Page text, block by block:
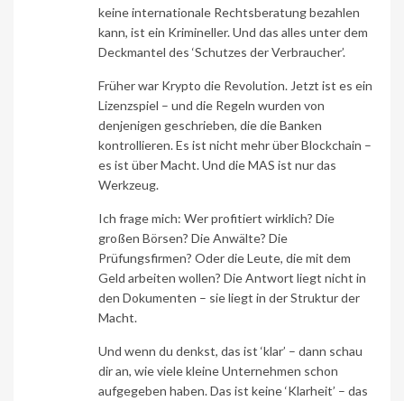
keine internationale Rechtsberatung bezahlen
kann, ist ein Krimineller. Und das alles unter dem
Deckmantel des ‘Schutzes der Verbraucher’.
Früher war Krypto die Revolution. Jetzt ist es ein
Lizenzspiel – und die Regeln wurden von
denjenigen geschrieben, die die Banken
kontrollieren. Es ist nicht mehr über Blockchain –
es ist über Macht. Und die MAS ist nur das
Werkzeug.
Ich frage mich: Wer profitiert wirklich? Die
großen Börsen? Die Anwälte? Die
Prüfungsfirmen? Oder die Leute, die mit dem
Geld arbeiten wollen? Die Antwort liegt nicht in
den Dokumenten – sie liegt in der Struktur der
Macht.
Und wenn du denkst, das ist ‘klar’ – dann schau
dir an, wie viele kleine Unternehmen schon
aufgegeben haben. Das ist keine ‘Klarheit’ – das